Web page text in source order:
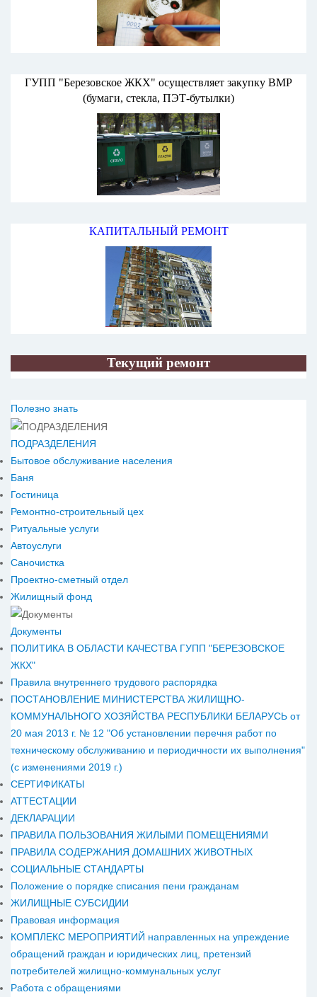
ГУПП "Березовское ЖКХ" осуществляет закупку ВМР
(бумаги, стекла, ПЭТ-бутылки)
КАПИТАЛЬНЫЙ РЕМОНТ
Текущий ремонт
Полезно знать
ПОДРАЗДЕЛЕНИЯ
Бытовое обслуживание населения
Баня
Гостиница
Ремонтно-строительный цех
Ритуальные услуги
Автоуслуги
Саночистка
Проектно-сметный отдел
Жилищный фонд
Документы
ПОЛИТИКА В ОБЛАСТИ КАЧЕСТВА ГУПП "БЕРЕЗОВСКОЕ
ЖКХ"
Правила внутреннего трудового распорядка
ПОСТАНОВЛЕНИЕ МИНИСТЕРСТВА ЖИЛИЩНО-
КОММУНАЛЬНОГО ХОЗЯЙСТВА РЕСПУБЛИКИ БЕЛАРУСЬ от
20 мая 2013 г. № 12 "Об установлении перечня работ по
техническому обслуживанию и периодичности их выполнения"
(с изменениями 2019 г.)
СЕРТИФИКАТЫ
АТТЕСТАЦИИ
ДЕКЛАРАЦИИ
ПРАВИЛА ПОЛЬЗОВАНИЯ ЖИЛЫМИ ПОМЕЩЕНИЯМИ
ПРАВИЛА СОДЕРЖАНИЯ ДОМАШНИХ ЖИВОТНЫХ
СОЦИАЛЬНЫЕ СТАНДАРТЫ
Положение о порядке списания пени гражданам
ЖИЛИЩНЫЕ СУБСИДИИ
Правовая информация
КОМПЛЕКС МЕРОПРИЯТИЙ направленных на упреждение
обращений граждан и юридических лиц, претензий
потребителей жилищно-коммунальных услуг
Работа с обращениями